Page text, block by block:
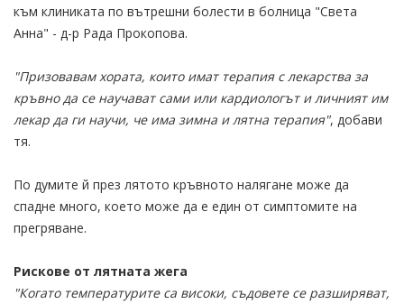
към клиниката по вътрешни болести в болница "Света
Анна" - д-р Рада Прокопова.
"Призовавам хората, които имат терапия с лекарства за
кръвно да се научават сами или кардиологът и личният им
лекар да ги научи, че има зимна и лятна терапия", добави
тя.
По думите й през лятото кръвното налягане може да
спадне много, което може да е един от симптомите на
прегряване.
Рискове от лятната жега
"Когато температурите са високи, съдовете се разширяват,